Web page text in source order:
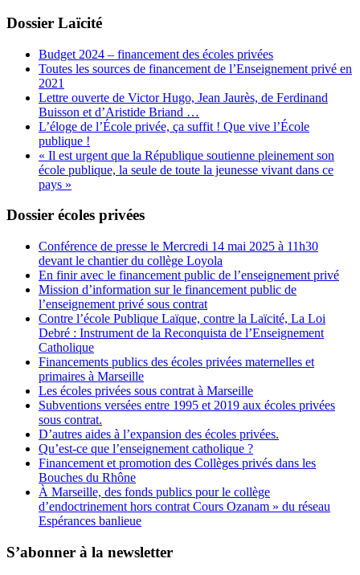
Dossier Laïcité
Budget 2024 – financement des écoles privées
Toutes les sources de financement de l’Enseignement privé en
2021
Lettre ouverte de Victor Hugo, Jean Jaurès, de Ferdinand
Buisson et d’Aristide Briand …
L’éloge de l’École privée, ça suffit ! Que vive l’École
publique !
« Il est urgent que la République soutienne pleinement son
école publique, la seule de toute la jeunesse vivant dans ce
pays »
Dossier écoles privées
Conférence de presse le Mercredi 14 mai 2025 à 11h30
devant le chantier du collège Loyola
En finir avec le financement public de l’enseignement privé
Mission d’information sur le financement public de
l’enseignement privé sous contrat
Contre l’école Publique Laïque, contre la Laïcité, La Loi
Debré : Instrument de la Reconquista de l’Enseignement
Catholique
Financements publics des écoles privées maternelles et
primaires à Marseille
Les écoles privées sous contrat à Marseille
Subventions versées entre 1995 et 2019 aux écoles privées
sous contrat.
D’autres aides à l’expansion des écoles privées.
Qu’est-ce que l’enseignement catholique ?
Financement et promotion des Collèges privés dans les
Bouches du Rhône
À Marseille, des fonds publics pour le collège
d’endoctrinement hors contrat Cours Ozanam » du réseau
Espérances banlieue
S’abonner à la newsletter